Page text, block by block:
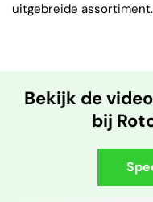
uitgebreide assortiment.
Bekijk de
bij